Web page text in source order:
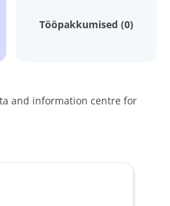
Tööpakkumised (0)
and information centre for